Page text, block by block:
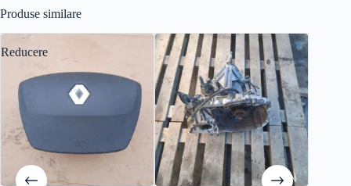
Produse similare
Reducere